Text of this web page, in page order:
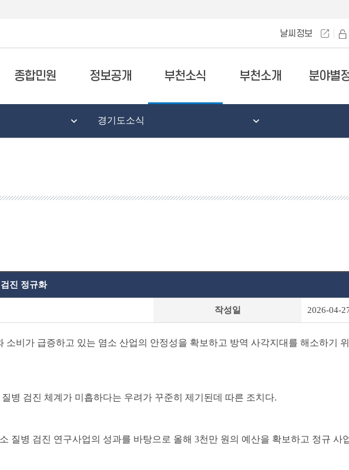
날씨정보
종합민원 정보공개 부천소식 부천소개 분야별
경기도소식
진 정규화
작성일 2026-04-
비가 급증하고 있는 염소 산업의 안정성을 확보하고 방역 사각지대를 해소하기
병 검진 체계가 미흡하다는 우려가 꾸준히 제기된데 따른 조치다.
질병 검진 연구사업의 성과를 바탕으로 올해 3천만 원의 예산을 확보하고 정규 사